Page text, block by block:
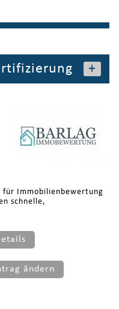
+
Immobilienbewertung
schnelle,
ändern